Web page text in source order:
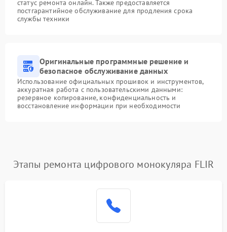
статус ремонта онлайн. Также предоставляется
постгарантийное обслуживание для продления срока
службы техники
Оригинальные программные решение и
безопасное обслуживание данных
Использование официальных прошивок и инструментов,
аккуратная работа с пользовательскими данными:
резервное копирование, конфиденциальность и
восстановление информации при необходимости
Этапы ремонта цифрового монокуляра FLIR